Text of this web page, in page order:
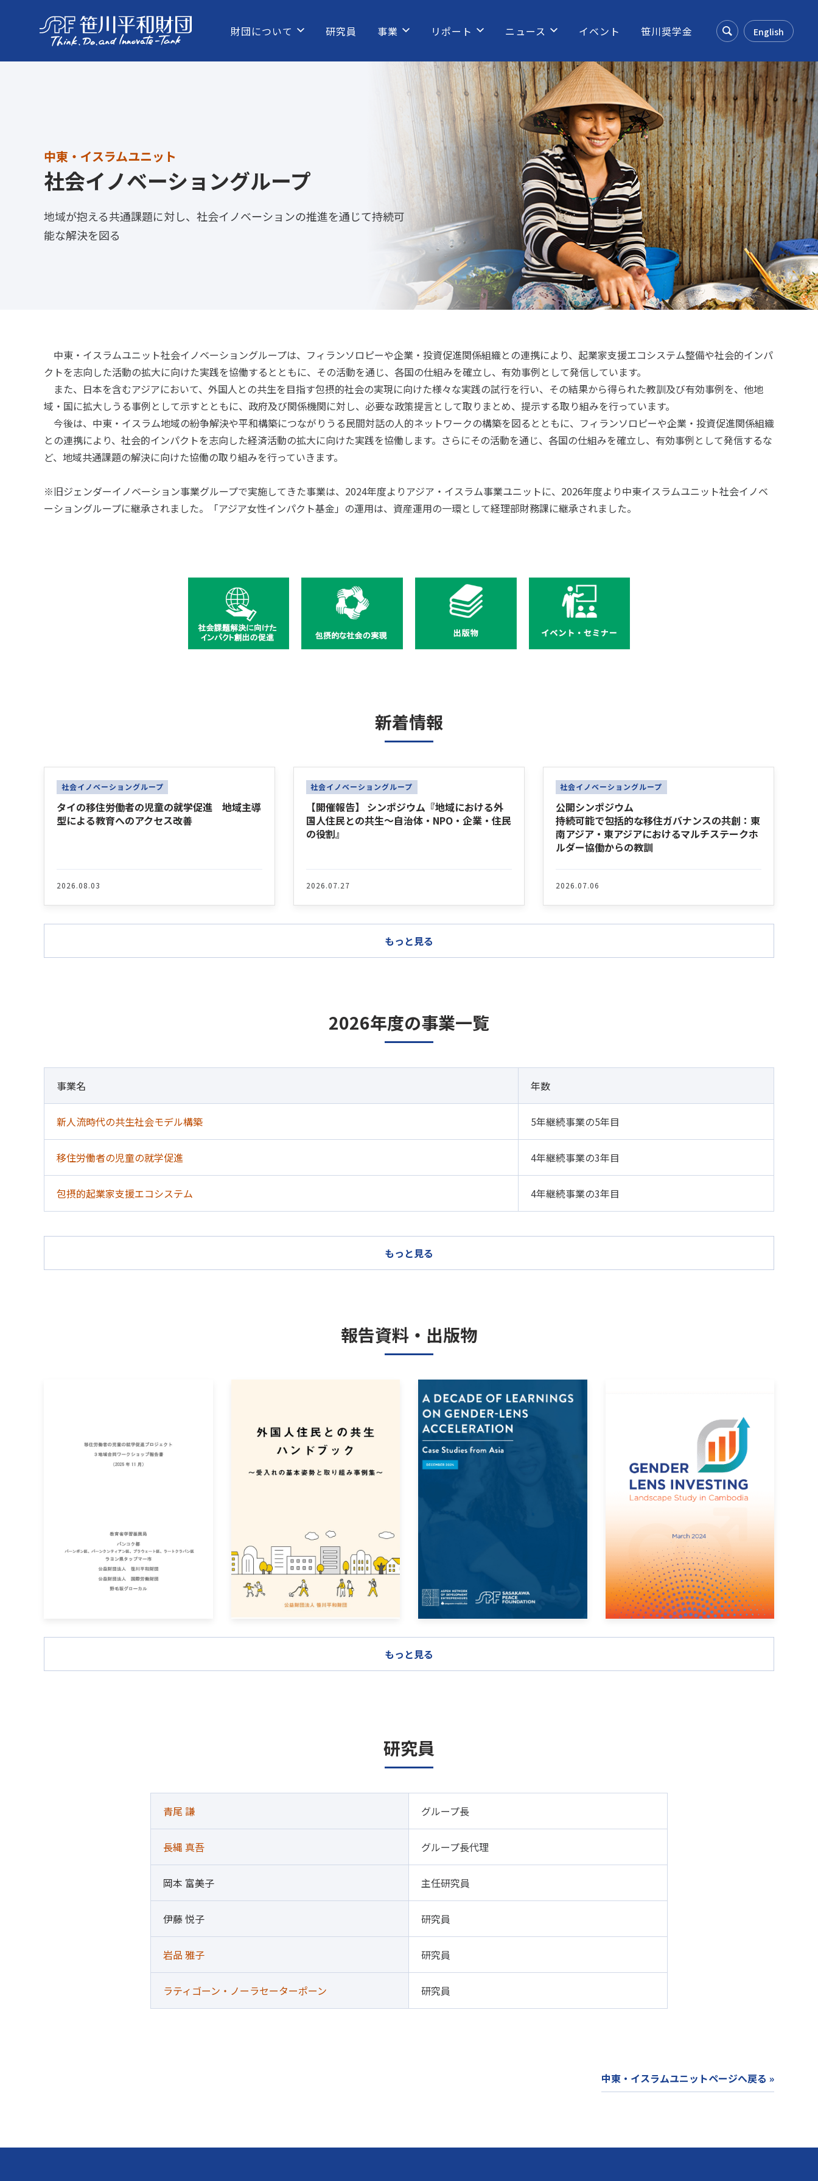
English
財団について 研究員 事業 リポート ニュース イベント 笹川奨学金
中東・イスラムユニット
社会イノベーショングループ
地域が抱える共通課題に対し、社会イノベーションの推進を通じて持続可
能な解決を図る
中東・イスラムユニット社会イノベーショングループは、フィランソロピーや企業・投資促進関係組織との連携により、起業家支援エコシステム整備や社会的インパ
クトを志向した活動の拡大に向けた実践を協働するとともに、その活動を通じ、各国の仕組みを確立し、有効事例として発信しています。
また、日本を含むアジアにおいて、外国人との共生を目指す包摂的社会の実現に向けた様々な実践の試行を行い、その結果から得られた教訓及び有効事例を、他地
域・国に拡大しうる事例として示すとともに、政府及び関係機関に対し、必要な政策提言として取りまとめ、提示する取り組みを行っています。
今後は、中東・イスラム地域の紛争解決や平和構築につながりうる民間対話の人的ネットワークの構築を図るとともに、フィランソロピーや企業・投資促進関係組織
との連携により、社会的インパクトを志向した経済活動の拡大に向けた実践を協働します。さらにその活動を通じ、各国の仕組みを確立し、有効事例として発信するな
ど、地域共通課題の解決に向けた協働の取り組みを行っていきます。
※旧ジェンダーイノベーション事業グループで実施してきた事業は、2024年度よりアジア・イスラム事業ユニットに、2026年度より中東イスラムユニット社会イノベ
ーショングループに継承されました。「アジア女性インパクト基金」の運用は、資産運用の一環として経理部財務課に継承されました。
新着情報
Latest News
社会イノベーショングループ
タイの移住労働者の児童の就学促進 地域主導
型による教育へのアクセス改善
2026.08.03
社会イノベーショングループ
【開催報告】 シンポジウム『地域における外
国人住民との共生～自治体・NPO・企業・住民
の役割』
2026.07.27
社会イノベーショングループ
公開シンポジウム
持続可能で包括的な移住ガバナンスの共創：東
南アジア・東アジアにおけるマルチステークホ
ルダー協働からの教訓
2026.07.06
もっと見る
2026年度の事業一覧
事業名 年数
新人流時代の共生社会モデル構築 5年継続事業の5年目
移住労働者の児童の就学促進 4年継続事業の3年目
包摂的起業家支援エコシステム 4年継続事業の3年目
もっと見る
報告資料・出版物
もっと見る
研究員
青尾 謙 グループ長
長縄 真吾 グループ長代理
岡本 富美子 主任研究員
伊藤 悦子 研究員
岩品 雅子 研究員
ラティゴーン・ノーラセーターポーン 研究員
中東・イスラムユニットページへ戻る »